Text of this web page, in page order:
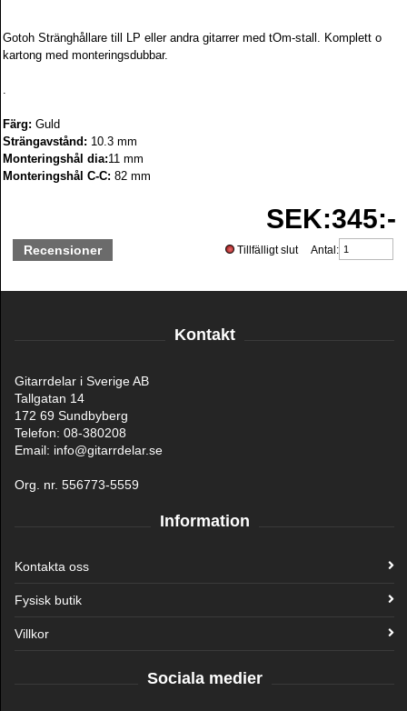
Gotoh Stränghållare till LP eller andra gitarrer med tOm-stall. Komplett o
kartong med monteringsdubbar.
.
Färg: Guld
Strängavstånd: 10.3 mm
Monteringshål dia:11 mm
Monteringshål C-C: 82 mm
Recensioner
SEK:345:-
Tillfälligt slut Antal:
Kontakt
Gitarrdelar i Sverige AB
Tallgatan 14
172 69 Sundbyberg
Telefon: 08-380208
Email: info@gitarrdelar.se
Org. nr. 556773-5559
Information
Kontakta oss
Fysisk butik
Villkor
Sociala medier